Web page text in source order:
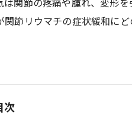
節リウマチの症状緩和に
次